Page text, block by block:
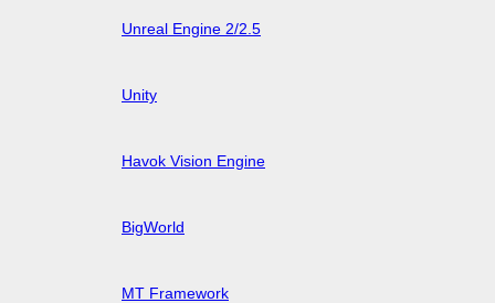
Unreal Engine 2/2.5
Unity
Havok Vision Engine
BigWorld
MT Framework